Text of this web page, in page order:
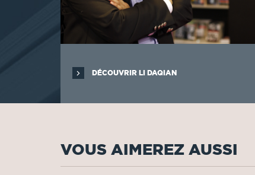
DÉCOUVRIR LI DAQIAN
VOUS AIMEREZ AUSSI